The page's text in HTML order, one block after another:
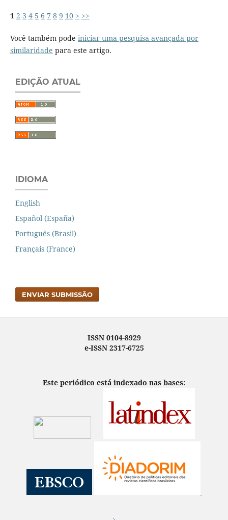
1 2 3 4 5 6 7 8 9 10 > >>
Você também pode iniciar uma pesquisa avançada por
similaridade para este artigo.
EDIÇÃO ATUAL
IDIOMA
English
Español (España)
Português (Brasil)
Français (France)
ENVIAR SUBMISSÃO
ISSN 0104-8929
e-ISSN 2317-6725
Este periódico está indexado nas bases: